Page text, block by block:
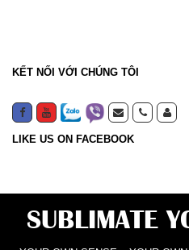
KẾT NỐI VỚI CHÚNG TÔI
LIKE US ON FACEBOOK
SUBLIMATE